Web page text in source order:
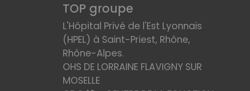
TOP groupe
L'Hôpital Privé de l'Est Lyonnais
(HPEL) à Saint-Priest, Rhône,
Rhône-Alpes.
OHS DE LORRAINE FLAVIGNY SUR
MOSELLE